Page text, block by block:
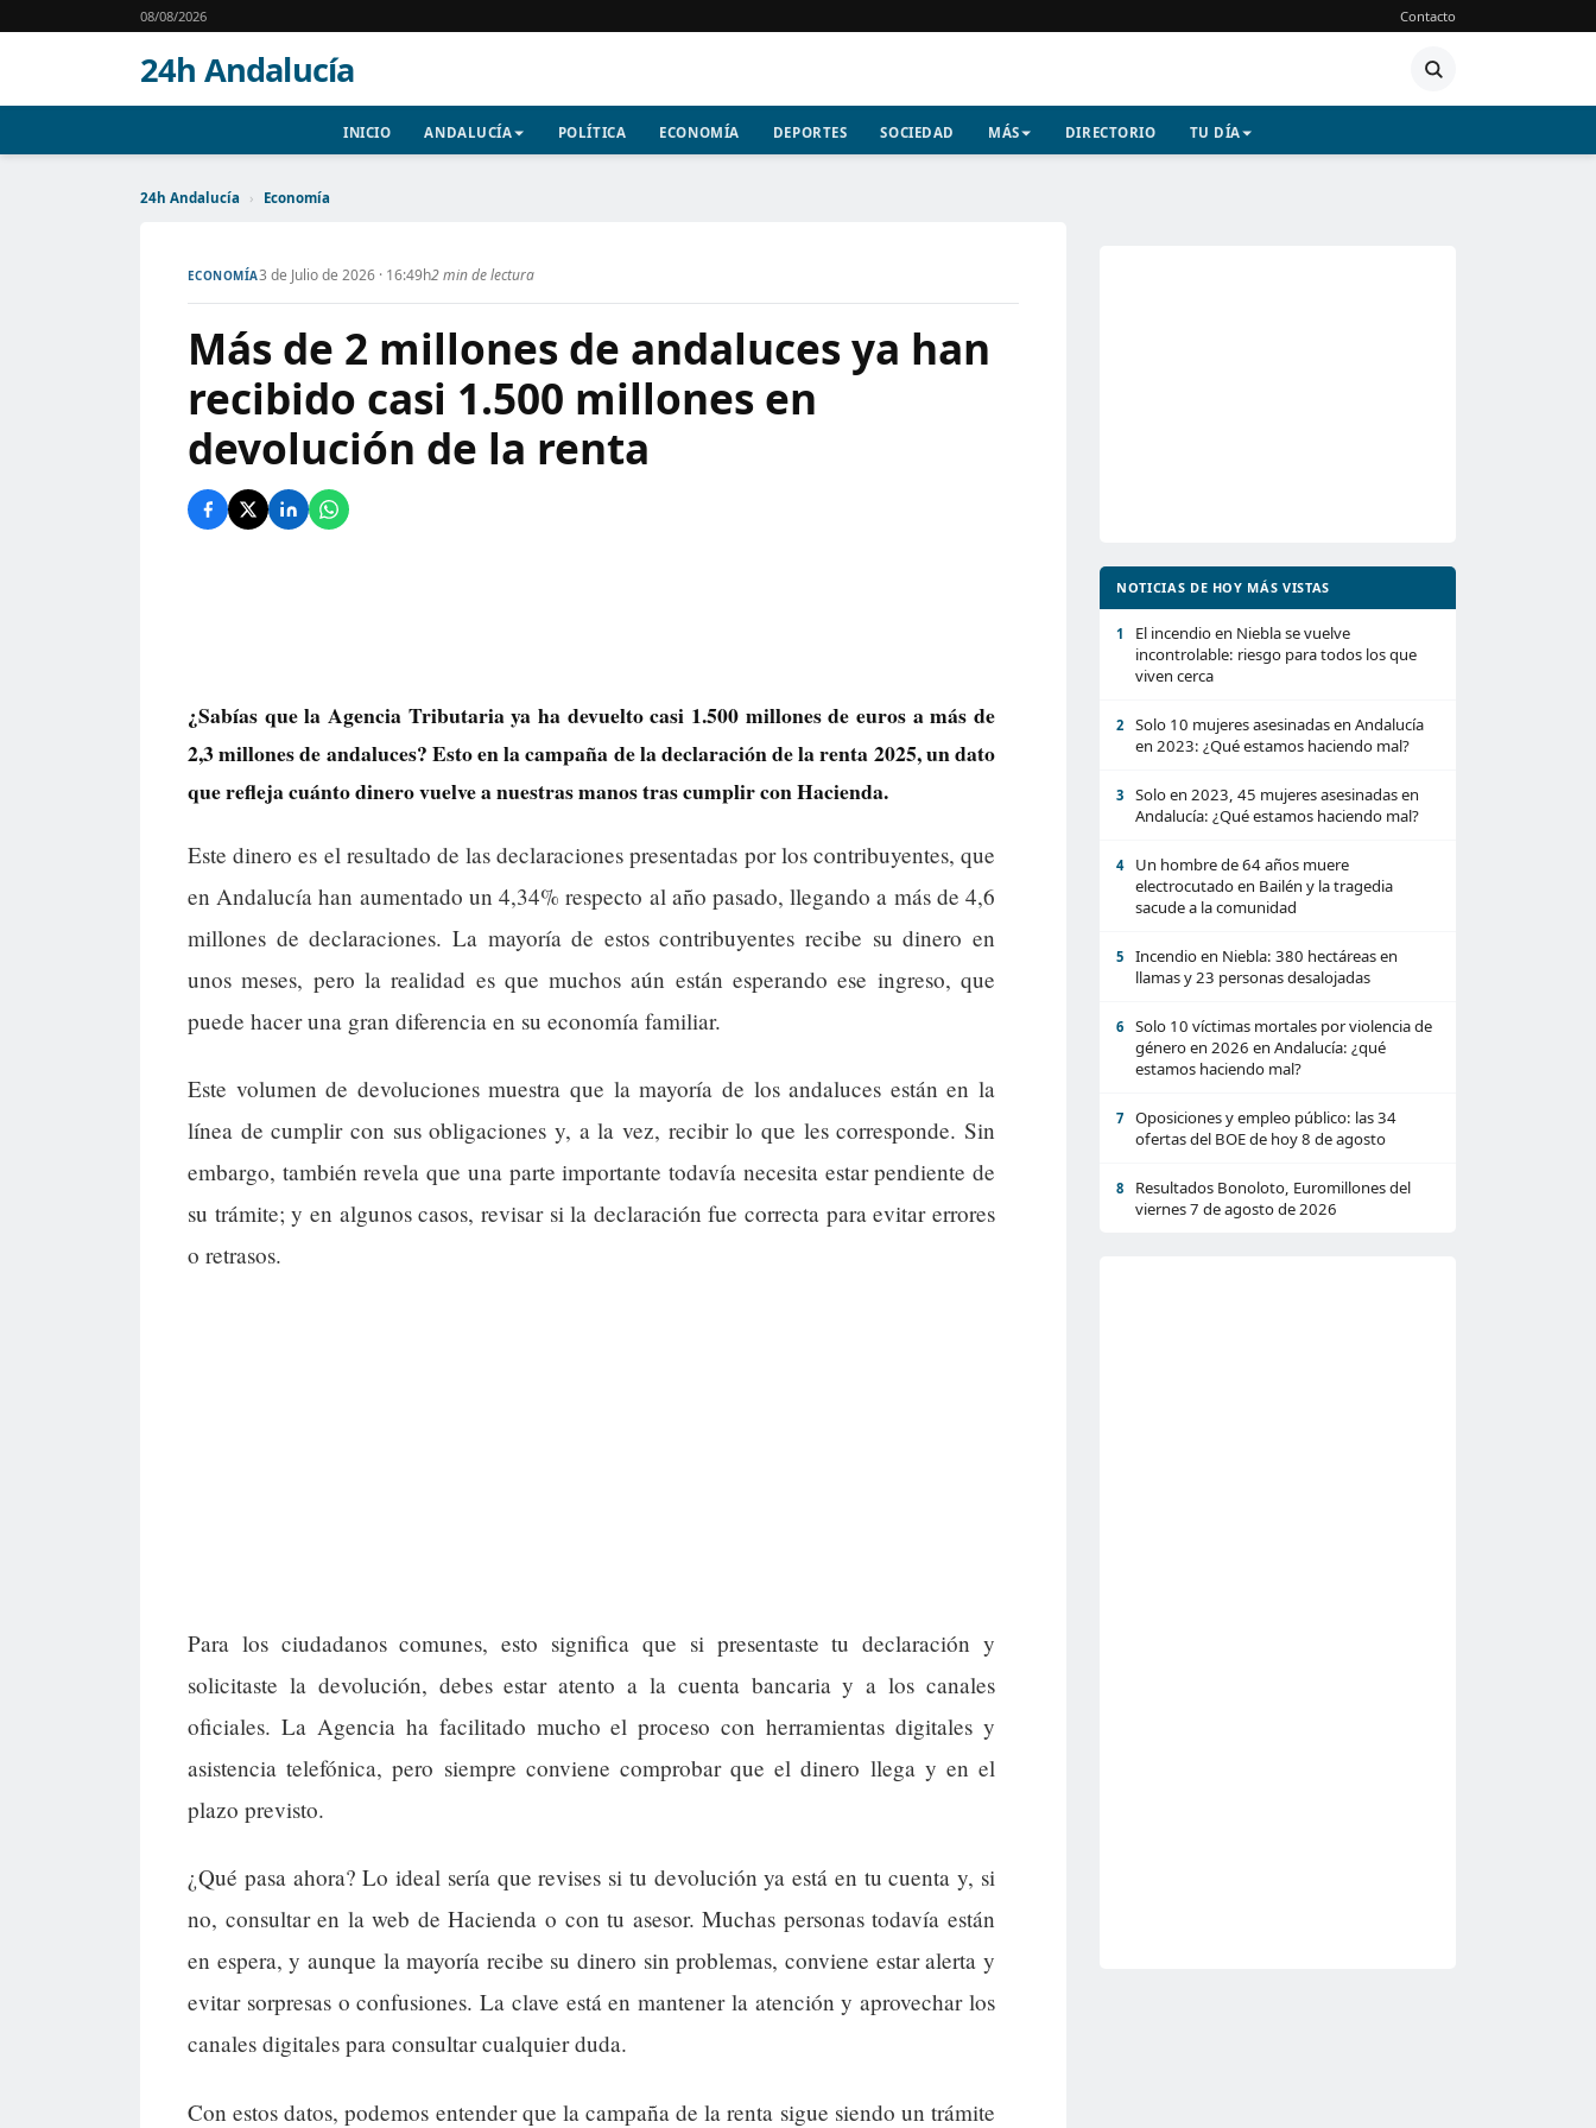
08/08/2026 Contacto
24h Andalucía
INICIO ANDALUCÍA POLÍTICA ECONOMÍA DEPORTES SOCIEDAD MÁS DIRECTORIO TU DÍA
24h Andalucía › Economía
ECONOMÍA3 de Julio de 2026 · 16:49h2 min de lectura
Más de 2 millones de andaluces ya han
recibido casi 1.500 millones en
devolución de la renta
¿Sabías que la Agencia Tributaria ya ha devuelto casi 1.500 millones de euros a más de
2,3 millones de andaluces? Esto en la campaña de la declaración de la renta 2025, un dato
que refleja cuánto dinero vuelve a nuestras manos tras cumplir con Hacienda.
Este dinero es el resultado de las declaraciones presentadas por los contribuyentes, que
en Andalucía han aumentado un 4,34% respecto al año pasado, llegando a más de 4,6
millones de declaraciones. La mayoría de estos contribuyentes recibe su dinero en
unos meses, pero la realidad es que muchos aún están esperando ese ingreso, que
puede hacer una gran diferencia en su economía familiar.
Este volumen de devoluciones muestra que la mayoría de los andaluces están en la
línea de cumplir con sus obligaciones y, a la vez, recibir lo que les corresponde. Sin
embargo, también revela que una parte importante todavía necesita estar pendiente de
su trámite; y en algunos casos, revisar si la declaración fue correcta para evitar errores
o retrasos.
Para los ciudadanos comunes, esto significa que si presentaste tu declaración y
solicitaste la devolución, debes estar atento a la cuenta bancaria y a los canales
oficiales. La Agencia ha facilitado mucho el proceso con herramientas digitales y
asistencia telefónica, pero siempre conviene comprobar que el dinero llega y en el
plazo previsto.
¿Qué pasa ahora? Lo ideal sería que revises si tu devolución ya está en tu cuenta y, si
no, consultar en la web de Hacienda o con tu asesor. Muchas personas todavía están
en espera, y aunque la mayoría recibe su dinero sin problemas, conviene estar alerta y
evitar sorpresas o confusiones. La clave está en mantener la atención y aprovechar los
canales digitales para consultar cualquier duda.
Con estos datos, podemos entender que la campaña de la renta sigue siendo un trámite
NOTICIAS DE HOY MÁS VISTAS
1
El incendio en Niebla se vuelve
incontrolable: riesgo para todos los que
viven cerca
2
Solo 10 mujeres asesinadas en Andalucía
en 2023: ¿Qué estamos haciendo mal?
3
Solo en 2023, 45 mujeres asesinadas en
Andalucía: ¿Qué estamos haciendo mal?
4
Un hombre de 64 años muere
electrocutado en Bailén y la tragedia
sacude a la comunidad
5
Incendio en Niebla: 380 hectáreas en
llamas y 23 personas desalojadas
6
Solo 10 víctimas mortales por violencia de
género en 2026 en Andalucía: ¿qué
estamos haciendo mal?
7
Oposiciones y empleo público: las 34
ofertas del BOE de hoy 8 de agosto
8
Resultados Bonoloto, Euromillones del
viernes 7 de agosto de 2026